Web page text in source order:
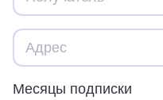
Месяцы подписки